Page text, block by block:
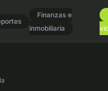
Finanzas e
inmobiliaria